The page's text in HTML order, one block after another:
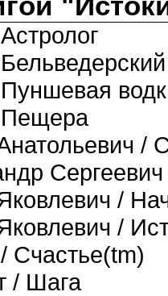
/
/
/
Счастье(tm)
/ Шага